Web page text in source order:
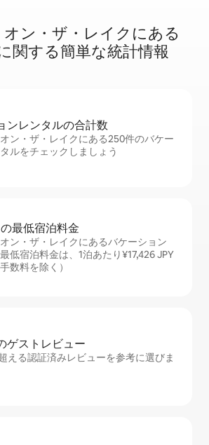
ン・ザ・レイクに⁠あ⁠る
関⁠す⁠る簡⁠単⁠な統⁠計⁠情⁠報
ンレ⁠ン⁠タ⁠ル⁠の合⁠計⁠数
ン・ザ・レイクにある250件のバケー
ルをチェックしましょう
最⁠低⁠宿⁠泊⁠料⁠金
ン・ザ・レイクにあるバケーション
低宿泊料金は、1泊あたり¥17,426 JPY
数料を除く）
ゲ⁠ス⁠ト⁠レ⁠ビ⁠ュ⁠ー
える認証済みレビューを参考に選びま